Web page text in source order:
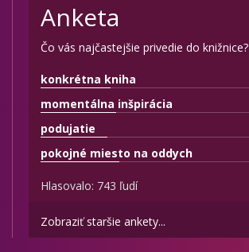
Anketa
Čo vás najčastejšie privedie do knižnice?
konkrétna kniha
momentálna inšpirácia
podujatie
pokojné miesto na oddych
Hlasovalo: 743 ľudí
Zobraziť staršie ankety...